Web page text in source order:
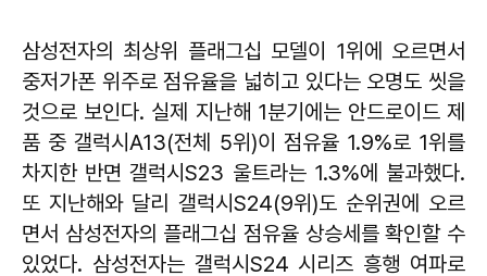
삼성전자의 최상위 플래그십 모델이 1위에 오르면서
중저가폰 위주로 점유율을 넓히고 있다는 오명도 씻을
것으로 보인다. 실제 지난해 1분기에는 안드로이드 제
품 중 갤럭시A13(전체 5위)이 점유율 1.9%로 1위를
차지한 반면 갤럭시S23 울트라는 1.3%에 불과했다.
또 지난해와 달리 갤럭시S24(9위)도 순위권에 오르
면서 삼성전자의 플래그십 점유율 상승세를 확인할 수
있었다. 삼성전자는 갤럭시S24 시리즈 흥행 여파로